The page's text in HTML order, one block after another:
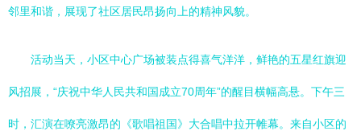
邻里和谐，展现了社区居民昂扬向上的精神风貌。
活动当天，小区中心广场被装点得喜气洋洋，鲜艳的五星红旗迎
风招展，“庆祝中华人民共和国成立70周年”的醒目横幅高悬。下午三
时，汇演在嘹亮激昂的《歌唱祖国》大合唱中拉开帷幕。来自小区的